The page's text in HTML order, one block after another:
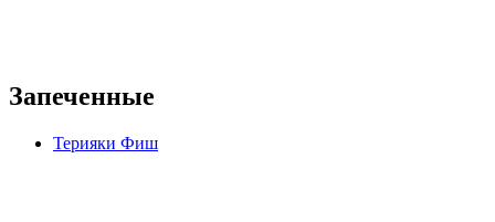
Запеченные
Терияки Фиш